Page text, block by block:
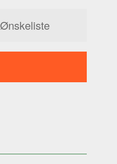
Ønskeliste